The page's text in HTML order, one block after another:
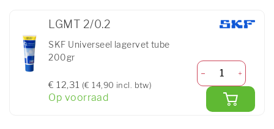
LGMT 2/0.2
SKF Universeel lagervet tube
200gr
€ 12,31 (€ 14,90 incl. btw)
Op voorraad